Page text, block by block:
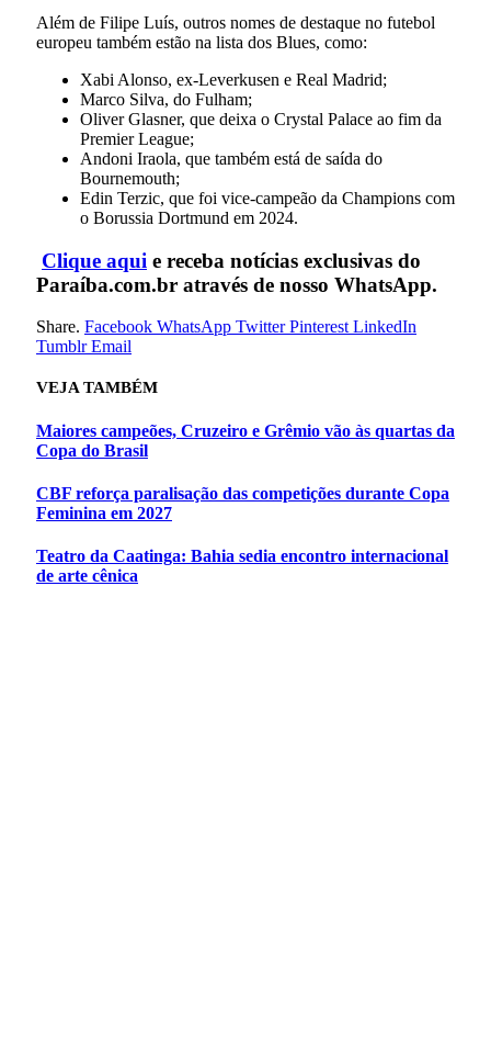
Além de Filipe Luís, outros nomes de destaque no futebol
europeu também estão na lista dos Blues, como:
Xabi Alonso, ex-Leverkusen e Real Madrid;
Marco Silva, do Fulham;
Oliver Glasner, que deixa o Crystal Palace ao fim da
Premier League;
Andoni Iraola, que também está de saída do
Bournemouth;
Edin Terzic, que foi vice-campeão da Champions com
o Borussia Dortmund em 2024.
Clique aqui e receba notícias exclusivas do
Paraíba.com.br através de nosso WhatsApp.
Share. Facebook WhatsApp Twitter Pinterest LinkedIn
Tumblr Email
VEJATAMBÉM
Maiores campeões, Cruzeiro e Grêmio vão às quartas da
Copa do Brasil
CBF reforça paralisação das competições durante Copa
Feminina em 2027
Teatro da Caatinga: Bahia sedia encontro internacional
de arte cênica